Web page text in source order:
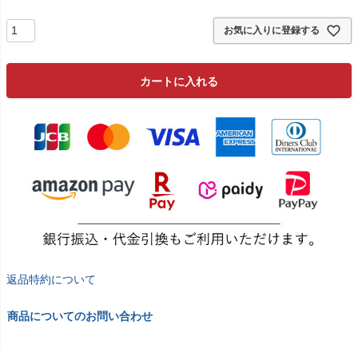
お気に入りに登録する
カートに入れる
返品特約について
商品についてのお問い合わせ